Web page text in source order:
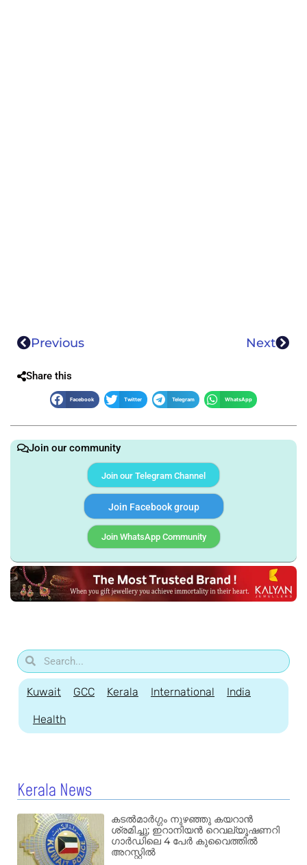
Previous Next
Share this
Facebook Twitter Telegram WhatsApp
Join our community
Join our Telegram Channel
Join Facebook group
Join WhatsApp Community
Kuwait GCC Kerala International India
Health
Kerala News
കടൽമാർഗ്ഗം നുഴഞ്ഞു കയറാൻ
ശ്രമിച്ചു; ഇറാനിയൻ റെവല്യൂഷണറി
ഗാർഡിലെ 4 പേർ കുവൈത്തിൽ
അറസ്റ്റിൽ